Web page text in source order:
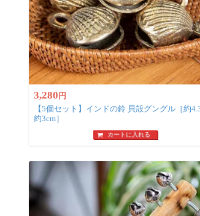
3,280 円
【5個セット】インドの鈴 貝殻グングル［約
約3cm］
カートに入れる